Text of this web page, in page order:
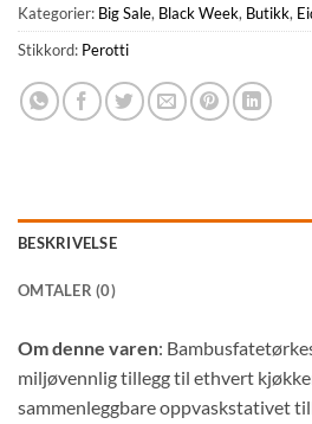
Kategorier: Big Sale, Black Week, Butikk,
Stikkord: Perotti
BESKRIVELSE
OMTALER (0)
Om denne varen:
miljøvennlig tillegg til ethvert
sammenleggbare oppvaskstativet